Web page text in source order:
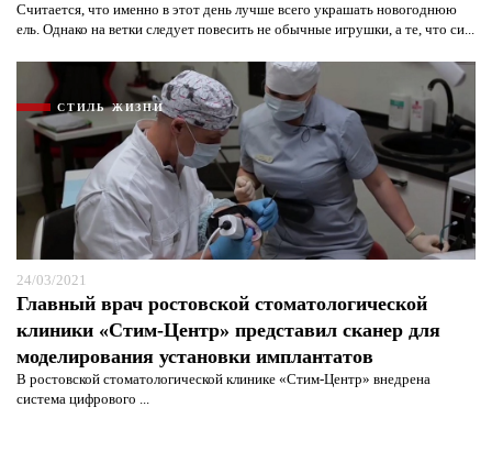
Считается, что именно в этот день лучше всего украшать новогоднюю
ель. Однако на ветки следует повесить не обычные игрушки, а те, что си...
СТИЛЬ ЖИЗНИ
24/03/2021
Главный врач ростовской стоматологической
клиники «Стим-Центр» представил сканер для
моделирования установки имплантатов
В ростовской стоматологической клинике «Стим-Центр» внедрена
система цифрового ...